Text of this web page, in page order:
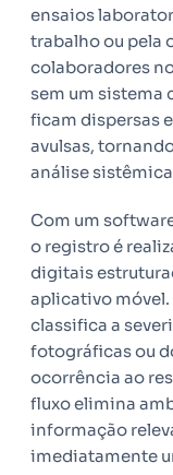
ensaios
trabalho ou pela
colaboradores
sem um sistema
ficam dispersas
avulsas,
análise
Com um
o registro é
digitais
aplicativo móvel.
classifica a
fotográficas ou
ocorrência ao
fluxo elimina
informação
imediatamente